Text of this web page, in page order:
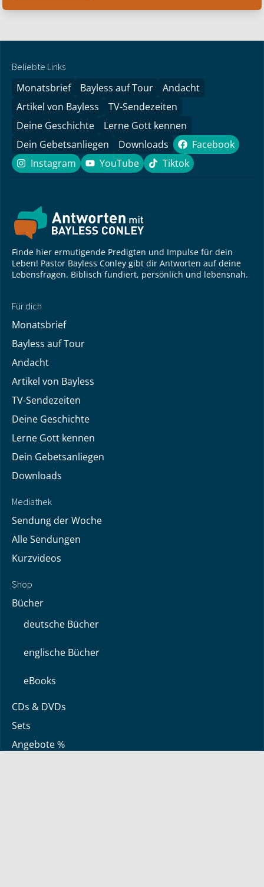
Beliebte Links
Monatsbrief Bayless auf Tour
Andacht
Artikel von Bayless
TV-Sendezeiten
Deine Geschichte
Lerne Gott kennen
Dein Gebetsanliegen
Downloads Facebook
Facebook
Instagram
Instagram YouTube
YouTube Tiktok
Tiktok
Finde hier ermutigende Predigten und Impulse für dein
Leben! Pastor Bayless Conley gibt dir Antworten auf deine
Lebensfragen. Biblisch fundiert, persönlich und lebensnah.
Für dich
Monatsbrief
Bayless auf Tour
Andacht
Artikel von Bayless
TV-Sendezeiten
Deine Geschichte
Lerne Gott kennen
Dein Gebetsanliegen
Downloads
Mediathek
Sendung der Woche
Alle Sendungen
Kurzvideos
Shop
Bücher
deutsche Bücher
englische Bücher
eBooks
CDs & DVDs
Sets
Angebote %